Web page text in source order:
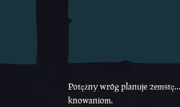
Potężny wróg planuje
knowaniom.